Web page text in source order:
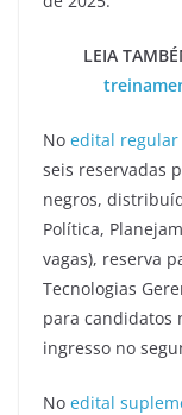
LEIA
No edital regular
seis reservadas
negros,
Política,
vagas), reserva
Tecnologias
para candidatos
ingresso no
No edital